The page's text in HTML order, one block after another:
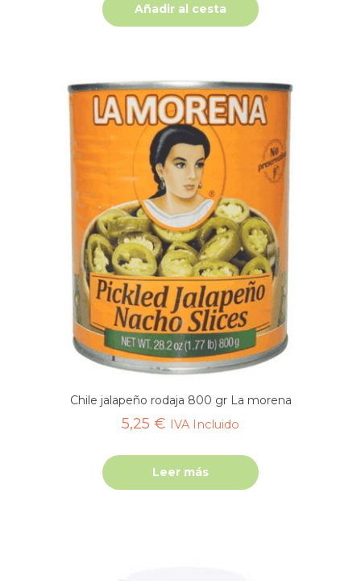
Añadir al cesta
Chile jalapeño rodaja 800 gr La morena
5,25 € IVA Incluido
Leer más